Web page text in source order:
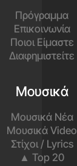
Πρόγραμμα
Επικοινωνία
Ποιοι Είμαστε
Διαφημιστείτε
Μουσικά
Μουσικά Νέα
Μουσικά Video
Στίχοι / Lyrics
▲ Top 20